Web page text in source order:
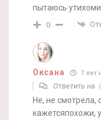
пытаюсь
0
Оксана 7 лет
Ответить на
Не, не смотрела,
кажетсяпохожи,